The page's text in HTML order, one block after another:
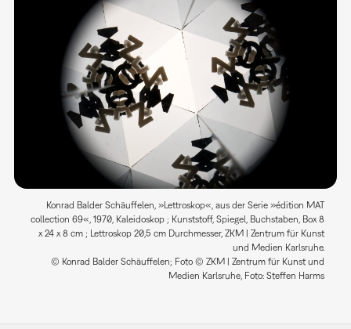
Konrad Balder Schäuffelen, »Lettroskop«, aus der Serie »édition MAT
collection 69«, 1970, Kaleidoskop ; Kunststoff, Spiegel, Buchstaben, Box 8
x 24 x 8 cm ; Lettroskop 20,5 cm Durchmesser, ZKM | Zentrum für Kunst
und Medien Karlsruhe.
© Konrad Balder Schäuffelen; Foto © ZKM | Zentrum für Kunst und
Medien Karlsruhe, Foto: Steffen Harms